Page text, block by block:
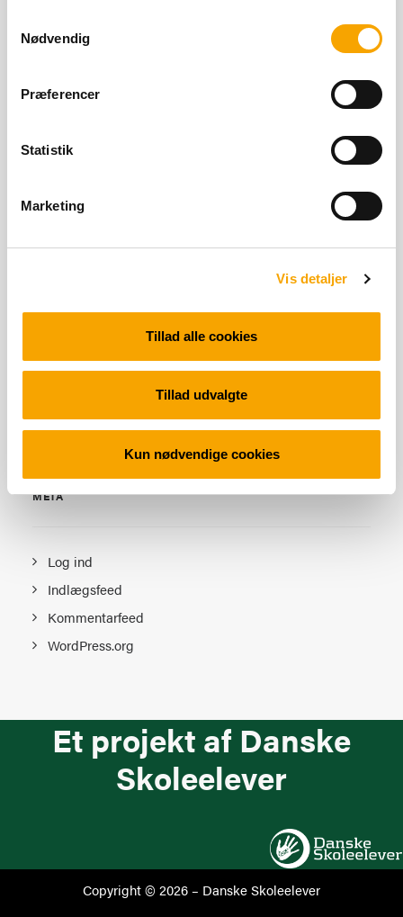
Nødvendig
Præferencer
Statistik
Marketing
Vis detaljer
Tillad alle cookies
Tillad udvalgte
Kun nødvendige cookies
KATEGORIER
Ingen kategorier
META
Log ind
Indlægsfeed
Kommentarfeed
WordPress.org
Et projekt af Danske
Skoleelever
Copyright © 2026 – Danske Skoleelever